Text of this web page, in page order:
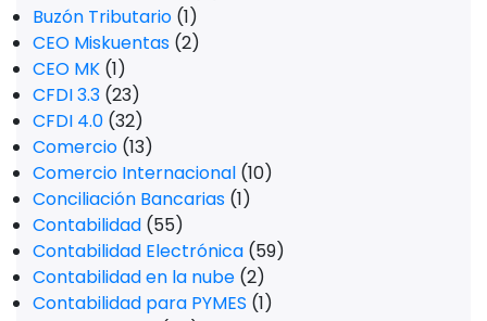
Buzón Tributario (1)
CEO Miskuentas (2)
CEO MK (1)
CFDI 3.3 (23)
CFDI 4.0 (32)
Comercio (13)
Comercio Internacional (10)
Conciliación Bancarias (1)
Contabilidad (55)
Contabilidad Electrónica (59)
Contabilidad en la nube (2)
Contabilidad para PYMES (1)